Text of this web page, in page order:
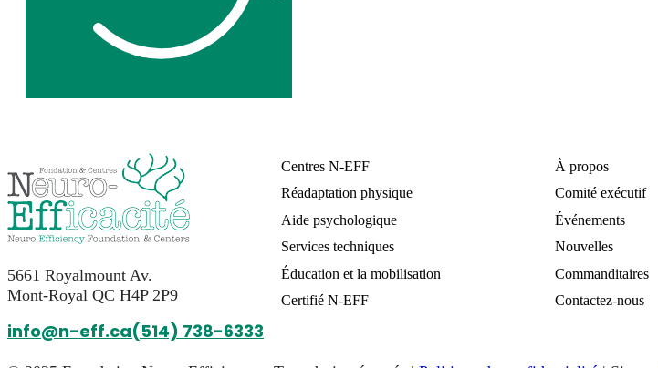
5661 Royalmount Av.
Mont-Royal QC H4P 2P9
info@n-eff.ca(514) 738-6333
Centres N-EFF
Réadaptation physique
Aide psychologique
Services techniques
Éducation et la mobilisation
Certifié N-EFF
À propos
Comité exécutif
Événements
Nouvelles
Commanditaires
Contactez-nous